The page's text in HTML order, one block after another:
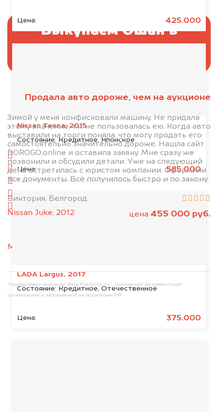
Цена: 425.000
Nissan Teana, 2015
Состояние:Кредитное, Японское
Цена: 585.000
LADA Largus, 2017
Состояние: Кредитное, Отечественное
Цена: 375.000
Продала авто дороже, чем на аукционе
Зимой у меня конфисковали машину. Не придала
этому значение, т.к. не пользовалась ею. Когда авто
выставили на торги поняла, что могу продать его
самостоятельно значительно дороже. Нашла сайт
DOROGO.online и оставила заявку. Мне сразу же
позвонили и обсудили детали. Уже на следующий
день встретилась с юристом компании. Оформили
все документы. Всё получилось быстро и по закону.
Виктория, Белгород
Nissan Juke, 2012
цена 455 000 руб.
Выкупаем Ошан в
минуту эксперт-оценщик назовёт сумму.
1. Сфотографируйте машину:
спереди
сзади
слева
MAX
*принадлежит компании Meta Platforms, Inc., признанной экстремистской
организацией и запрещённой на территории РФ